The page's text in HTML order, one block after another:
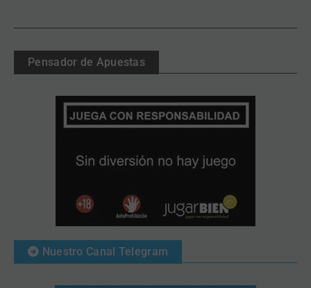
Pensador de Apuestas
Nuestro Canal Telegram